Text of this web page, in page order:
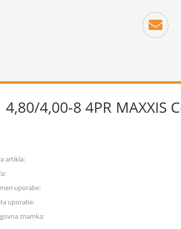
4,80/4,00-8 4PR MAXXIS
artikla:
uporabe:
uporabe:
znamka: